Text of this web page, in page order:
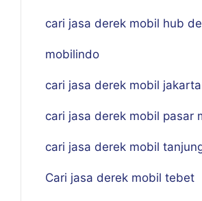
cari jasa derek mobil hub
mobilindo
cari jasa derek mobil jakarta
cari jasa derek mobil pasar
cari jasa derek mobil
Cari jasa derek mobil tebet